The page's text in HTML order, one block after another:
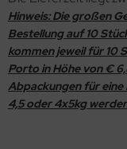
Hinweis: Die großen
Bestellung auf 10
kommen jeweil für 10
Porto in Höhe von €
Abpackungen für eine
4,5 oder 4x5kg
& Pizza
und Knäckebrot in
Kakao,
fermentiert,
Miso, Tamari)
fermentierte,